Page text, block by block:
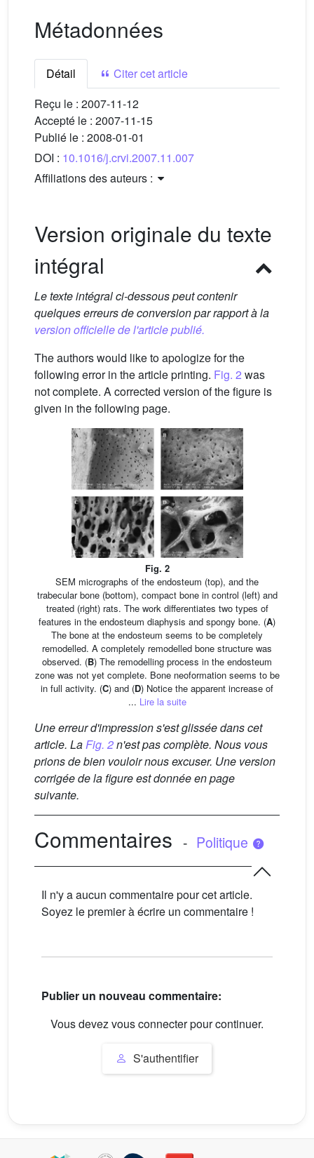
Métadonnées
Détail
Citer cet article
Reçu le : 2007-11-12
Accepté le : 2007-11-15
Publié le : 2008-01-01
DOI : 10.1016/j.crvi.2007.11.007
Affiliations des auteurs :
Version originale du texte
intégral
Le texte intégral ci-dessous peut contenir
quelques erreurs de conversion par rapport à la
version officielle de l'article publié.
The authors would like to apologize for the
following error in the article printing. Fig. 2 was
not complete. A corrected version of the figure is
given in the following page.
Fig. 2
SEM micrographs of the endosteum (top), and the
trabecular bone (bottom), compact bone in control (left) and
treated (right) rats. The work differentiates two types of
features in the endosteum diaphysis and spongy bone. (A)
The bone at the endosteum seems to be completely
remodelled. A completely remodelled bone structure was
observed. (B) The remodelling process in the endosteum
zone was not yet complete. Bone neoformation seems to be
in full activity. (C) and (D) Notice the apparent increase of
... Lire la suite
Une erreur d'impression s'est glissée dans cet
article. LaFig. 2n'est pas complète. Nous vous
prions de bien vouloir nous excuser. Une version
corrigée de la figure est donnée en page
suivante.
Commentaires - Politique
Il n'y a aucun commentaire pour cet article.
Soyez le premier à écrire un commentaire !
Publier un nouveau commentaire:
Vous devez vous connecter pour continuer.
S'authentifier